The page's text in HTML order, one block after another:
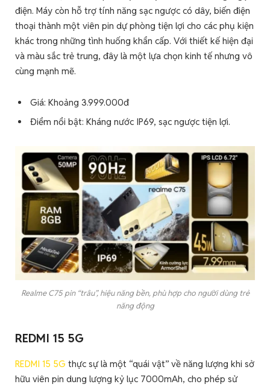
điện. Máy còn hỗ trợ tính năng sạc ngược có dây, biến điện
thoại thành một viên pin dự phòng tiện lợi cho các phụ kiện
khác trong những tình huống khẩn cấp. Với thiết kế hiện đại
và màu sắc trẻ trung, đây là một lựa chọn kinh tế nhưng vô
cùng mạnh mẽ.
Giá: Khoảng 3.999.000đ
Điểm nổi bật: Kháng nước IP69, sạc ngược tiện lợi.
Realme C75 pin “trâu”, hiệu năng bền, phù hợp cho người dùng trẻ
năng động
REDMI 15 5G
REDMI 15 5G thực sự là một “quái vật” về năng lượng khi sở
hữu viên pin dung lượng kỷ lục 7000mAh, cho phép sử